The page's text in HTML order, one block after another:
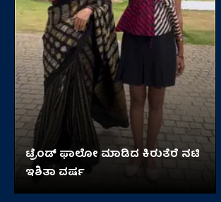
ಟ್ರೆಂಡ್​​ ಫಾಲೋ ಮಾಡಿದ ಕಿರುತೆರೆ ನಟಿ
ಇಶಿತಾ ವರ್ಷ